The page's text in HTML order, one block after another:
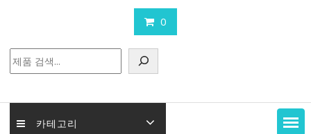
0
색
카테고리